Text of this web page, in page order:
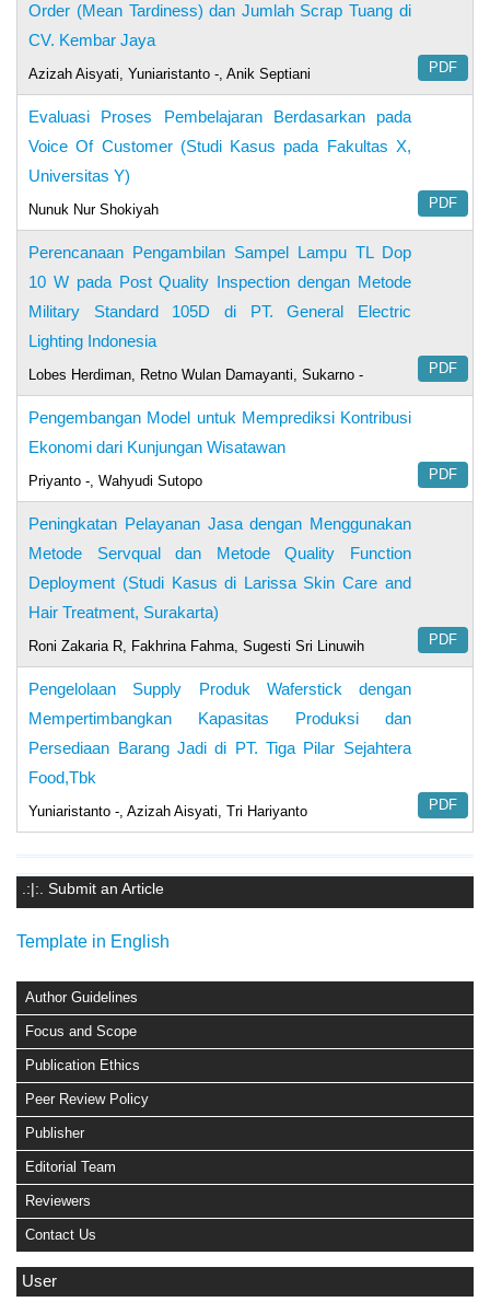
.:|:. Submit an Article
Template in English
Author Guidelines
Focus and Scope
Publication Ethics
Peer Review Policy
Publisher
Editorial Team
Reviewers
Contact Us
User
Order (Mean Tardiness) dan Jumlah Scrap Tuang di
CV. Kembar Jaya
Azizah Aisyati, Yuniaristanto -, Anik Septiani PDF
Evaluasi Proses Pembelajaran Berdasarkan pada
Voice Of Customer (Studi Kasus pada Fakultas X,
Universitas Y)
Nunuk Nur Shokiyah PDF
Perencanaan Pengambilan Sampel Lampu TL Dop
10 W pada Post Quality Inspection dengan Metode
Military Standard 105D di PT. General Electric
Lighting Indonesia
Lobes Herdiman, Retno Wulan Damayanti, Sukarno - PDF
Pengembangan Model untuk Memprediksi Kontribusi
Ekonomi dari Kunjungan Wisatawan
Priyanto -, Wahyudi Sutopo PDF
Peningkatan Pelayanan Jasa dengan Menggunakan
Metode Servqual dan Metode Quality Function
Deployment (Studi Kasus di Larissa Skin Care and
Hair Treatment, Surakarta)
Roni Zakaria R, Fakhrina Fahma, Sugesti Sri Linuwih PDF
Pengelolaan Supply Produk Waferstick dengan
Mempertimbangkan Kapasitas Produksi dan
Persediaan Barang Jadi di PT. Tiga Pilar Sejahtera
Food,Tbk
Yuniaristanto -, Azizah Aisyati, Tri Hariyanto PDF